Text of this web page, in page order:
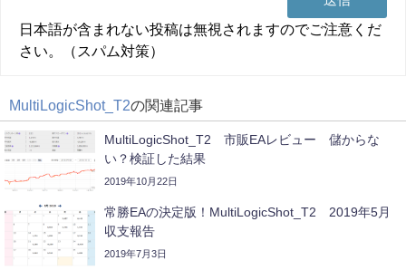
日本語が含まれない投稿は無視されますのでご注意くだ
さい。（スパム対策）
MultiLogicShot_T2の関連記事
MultiLogicShot_T2 市販EAレビュー 儲からな
い？検証した結果
2019年10月22日
常勝EAの決定版！MultiLogicShot_T2 2019年5月
収支報告
2019年7月3日